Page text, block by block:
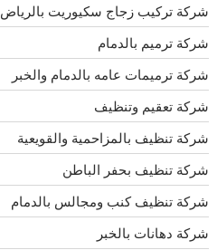
شركة تركيب زجاج سكيوريت بالرياض
شركة ترميم بالدمام
شركة ترميمات عامه بالدمام والخبر
شركة تعقيم وتنظيف
شركة تنظيف بالمزاحمية والقويعية
شركة تنظيف بحفر الباطن
شركة تنظيف كنب ومجالس بالدمام
شركة دهانات بالخبر